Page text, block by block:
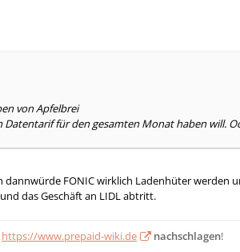
von Apfelbrei
Datentarif für den gesamten Monat haben will.
dannwürde FONIC wirklich Ladenhüter werden
das Geschäft an LIDL abtritt.
https://www.prepaid-wiki.de nachschlagen!